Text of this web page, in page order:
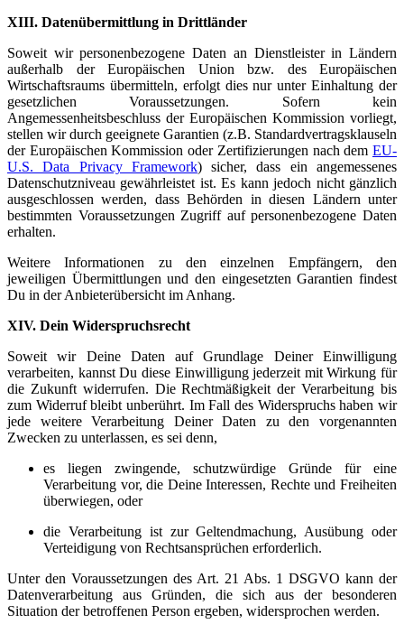
XIII. Datenübermittlung in Drittländer
Soweit wir personenbezogene Daten an Dienstleister in Ländern
außerhalb der Europäischen Union bzw. des Europäischen
Wirtschaftsraums übermitteln, erfolgt dies nur unter Einhaltung der
gesetzlichen Voraussetzungen. Sofern kein
Angemessenheitsbeschluss der Europäischen Kommission vorliegt,
stellen wir durch geeignete Garantien (z.B. Standardvertragsklauseln
der Europäischen Kommission oder Zertifizierungen nach dem EU-
U.S. Data Privacy Framework) sicher, dass ein angemessenes
Datenschutzniveau gewährleistet ist. Es kann jedoch nicht gänzlich
ausgeschlossen werden, dass Behörden in diesen Ländern unter
bestimmten Voraussetzungen Zugriff auf personenbezogene Daten
erhalten.
Weitere Informationen zu den einzelnen Empfängern, den
jeweiligen Übermittlungen und den eingesetzten Garantien findest
Du in der Anbieterübersicht im Anhang.
XIV. Dein Widerspruchsrecht
Soweit wir Deine Daten auf Grundlage Deiner Einwilligung
verarbeiten, kannst Du diese Einwilligung jederzeit mit Wirkung für
die Zukunft widerrufen. Die Rechtmäßigkeit der Verarbeitung bis
zum Widerruf bleibt unberührt. Im Fall des Widerspruchs haben wir
jede weitere Verarbeitung Deiner Daten zu den vorgenannten
Zwecken zu unterlassen, es sei denn,
es liegen zwingende, schutzwürdige Gründe für eine
Verarbeitung vor, die Deine Interessen, Rechte und Freiheiten
überwiegen, oder
die Verarbeitung ist zur Geltendmachung, Ausübung oder
Verteidigung von Rechtsansprüchen erforderlich.
Unter den Voraussetzungen des Art. 21 Abs. 1 DSGVO kann der
Datenverarbeitung aus Gründen, die sich aus der besonderen
Situation der betroffenen Person ergeben, widersprochen werden.